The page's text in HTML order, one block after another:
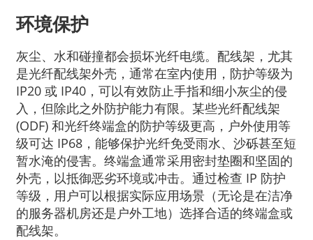
环境保护
灰尘、水和碰撞都会损坏光纤电缆。配线架，尤其
是光纤配线架外壳，通常在室内使用，防护等级为
IP20 或 IP40，可以有效防止手指和细小灰尘的侵
入，但除此之外防护能力有限。某些光纤配线架
(ODF) 和光纤终端盒的防护等级更高，户外使用等
级可达 IP68，能够保护光纤免受雨水、沙砾甚至短
暂水淹的侵害。终端盒通常采用密封垫圈和坚固的
外壳，以抵御恶劣环境或冲击。通过检查 IP 防护
等级，用户可以根据实际应用场景（无论是在洁净
的服务器机房还是户外工地）选择合适的终端盒或
配线架。